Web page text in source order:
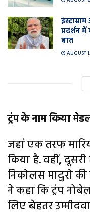
प्रदर्शन
बात
AUGUST
ट्रंप के नाम किया
जहां एक तरफ
किया है. वहीं,
निकोलस मादुरो
ने कहा कि ट्रंप
लिए बेहतर